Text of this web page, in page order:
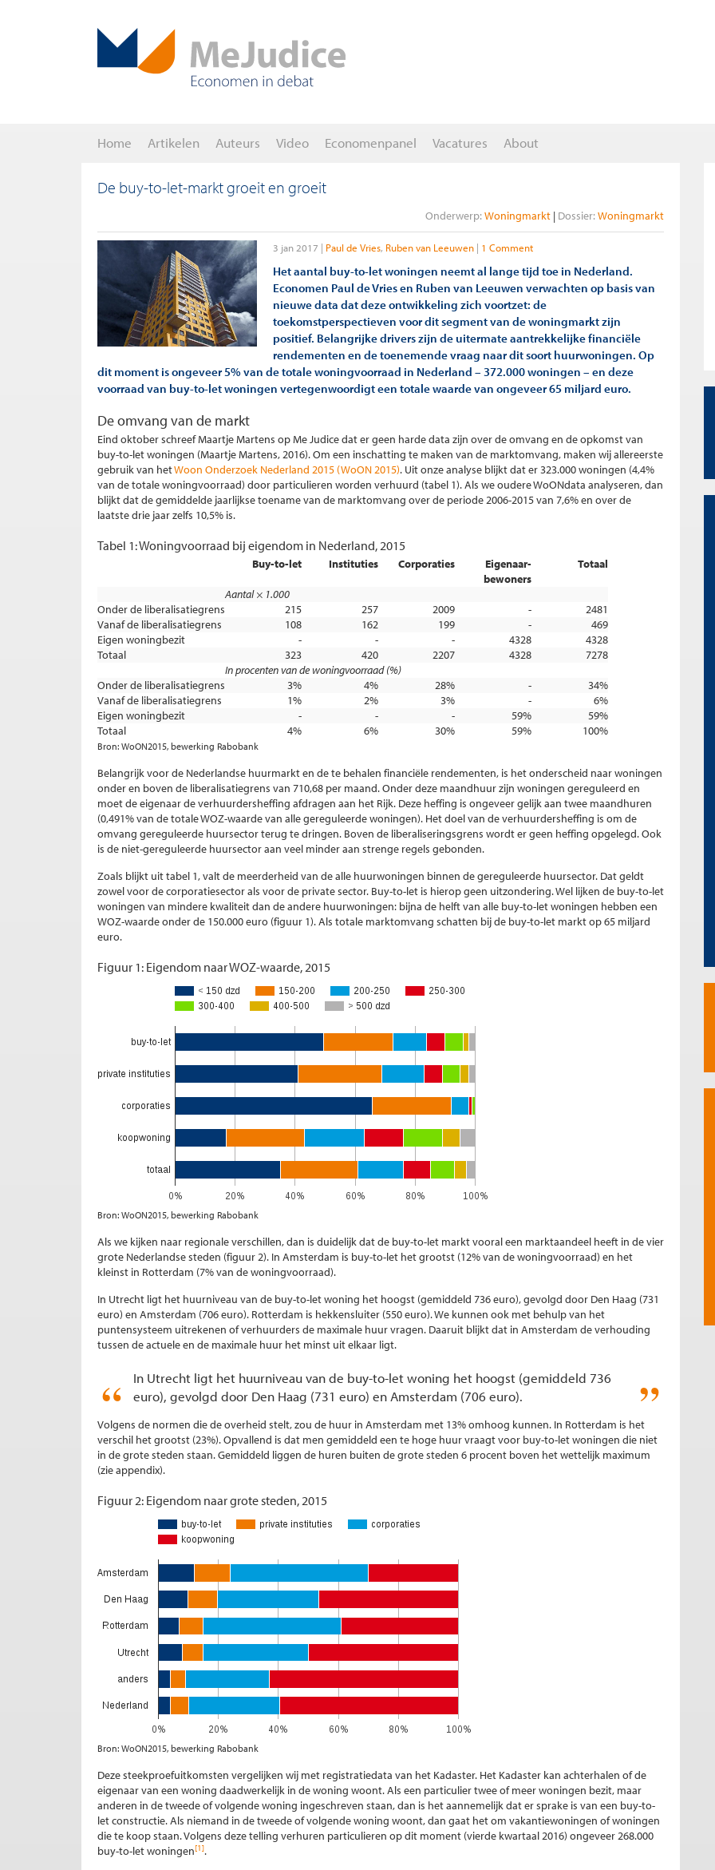
Home Artikelen Auteurs Video Economenpanel Vacatures About
De buy-to-let-markt groeit en groeit
Onderwerp: Woningmarkt Dossier: Woningmarkt
3 jan 2017 Paul de Vries Ruben van Leeuwen 1 Comment
Het aantal buy-to-let woningen neemt al lange tijd toe in Nederland.
Economen Paul de Vries en Ruben van Leeuwen verwachten op basis van
nieuwe data dat deze ontwikkeling zich voortzet: de
toekomstperspectieven voor dit segment van de woningmarkt zijn
positief. Belangrijke drivers zijn de uitermate aantrekkelijke financiële
rendementen en de toenemende vraag naar dit soort huurwoningen. Op
dit moment is ongeveer 5% van de totale woningvoorraad in Nederland – 372.000 woningen – en deze
voorraad van buy-to-let woningen vertegenwoordigt een totale waarde van ongeveer 65 miljard euro.
De omvang van de markt
Eind oktober schreef Maartje Martens op Me Judice dat er geen harde data zijn over de omvang en de opkomst van
buy-to-let woningen (Maartje Martens, 2016). Om een inschatting te maken van de marktomvang, maken wij allereerste
gebruik van hetWoon Onderzoek Nederland 2015 (WoON 2015). Uit onze analyse blijkt dat er 323.000 woningen (4,4%
van de totale woningvoorraad) door particulieren worden verhuurd (tabel 1). Als we oudere WoONdata analyseren, dan
blijkt dat de gemiddelde jaarlijkse toename van de marktomvang over de periode 2006-2015 van 7,6% en over de
laatste drie jaar zelfs 10,5% is.
Tabel 1: Woningvoorraad bij eigendom in Nederland, 2015
Buy-to-let Instituties Corporaties
Eigenaar-
bewoners
Totaal
Aantal × 1.000
Onder de liberalisatiegrens
215 257 2009 -
2481
Vanaf de liberalisatiegrens
108 162 199 -
469
Eigen woningbezit
- - - 4328
4328
Totaal
323 420 2207 4328
7278
In procenten van de woningvoorraad (%)
Onder de liberalisatiegrens
3% 4% 28% -
34%
Vanaf de liberalisatiegrens
1% 2% 3% -
6%
Eigen woningbezit
- - - 59%
59%
Totaal
4% 6% 30% 59% 100%
Bron: WoON2015, bewerking Rabobank
Belangrijk voor de Nederlandse huurmarkt en de te behalen financiële rendementen, is het onderscheid naar woningen
onder en boven de liberalisatiegrens van 710,68 per maand. Onder deze maandhuur zijn woningen gereguleerd en
moet de eigenaar de verhuurdersheffing afdragen aan het Rijk. Deze heffing is ongeveer gelijk aan twee maandhuren
(0,491% van de totale WOZ-waarde van alle gereguleerde woningen). Het doel van de verhuurdersheffing is om de
omvang gereguleerde huursector terug te dringen. Boven de liberaliseringsgrens wordt er geen heffing opgelegd. Ook
is de niet-gereguleerde huursector aan veel minder aan strenge regels gebonden.
Zoals blijkt uit tabel 1, valt de meerderheid van de alle huurwoningen binnen de gereguleerde huursector. Dat geldt
zowel voor de corporatiesector als voor de private sector. Buy-to-let is hierop geen uitzondering. Wel lijken de buy-to-let
woningen van mindere kwaliteit dan de andere huurwoningen: bijna de helft van alle buy-to-let woningen hebben een
WOZ-waarde onder de 150.000 euro (figuur 1). Als totale marktomvang schatten bij de buy-to-let markt op 65 miljard
euro.
Figuur 1: Eigendom naar WOZ-waarde, 2015
Bron: WoON2015, bewerking Rabobank
Als we kijken naar regionale verschillen, dan is duidelijk dat de buy-to-let markt vooral een marktaandeel heeft in de vier
grote Nederlandse steden (figuur 2). In Amsterdam is buy-to-let het grootst (12% van de woningvoorraad) en het
kleinst in Rotterdam (7% van de woningvoorraad).
In Utrecht ligt het huurniveau van de buy-to-let woning het hoogst (gemiddeld 736 euro), gevolgd door Den Haag (731
euro) en Amsterdam (706 euro). Rotterdam is hekkensluiter (550 euro). We kunnen ook met behulp van het
puntensysteem uitrekenen of verhuurders de maximale huur vragen. Daaruit blijkt dat in Amsterdam de verhouding
tussen de actuele en de maximale huur het minst uit elkaar ligt.
In Utrecht ligt het huurniveau van de buy-to-let woning het hoogst (gemiddeld 736
euro), gevolgd door Den Haag (731 euro) en Amsterdam (706 euro).
Volgens de normen die de overheid stelt, zou de huur in Amsterdam met 13% omhoog kunnen. In Rotterdam is het
verschil het grootst (23%). Opvallend is dat men gemiddeld een te hoge huur vraagt voor buy-to-let woningen die niet
in de grote steden staan. Gemiddeld liggen de huren buiten de grote steden 6 procent boven het wettelijk maximum
(zie appendix).
Figuur 2: Eigendom naar grote steden, 2015
Bron: WoON2015, bewerking Rabobank
Deze steekproefuitkomsten vergelijken wij met registratiedata van het Kadaster. Het Kadaster kan achterhalen of de
eigenaar van een woning daadwerkelijk in de woning woont. Als een particulier twee of meer woningen bezit, maar
anderen in de tweede of volgende woning ingeschreven staan, dan is het aannemelijk dat er sprake is van een buy-to-
let constructie. Als niemand in de tweede of volgende woning woont, dan gaat het om vakantiewoningen of woningen
die te koop staan. Volgens deze telling verhuren particulieren op dit moment (vierde kwartaal 2016) ongeveer 268.000
buy-to-let woningen[1].